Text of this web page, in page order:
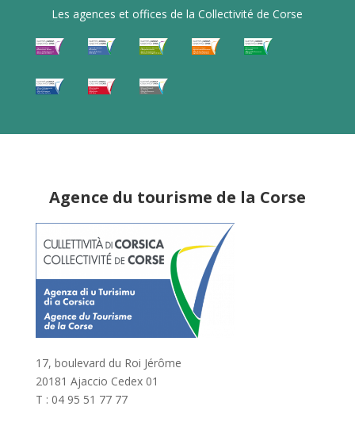
Les agences et offices de la Collectivité de Corse
Agence du tourisme de la Corse
17, boulevard du Roi Jérôme
20181 Ajaccio Cedex 01
T : 04 95 51 77 77